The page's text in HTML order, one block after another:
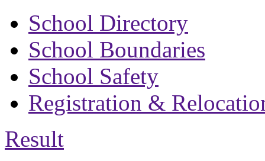
School Directory
School Boundaries
School Safety
Registration &
Result